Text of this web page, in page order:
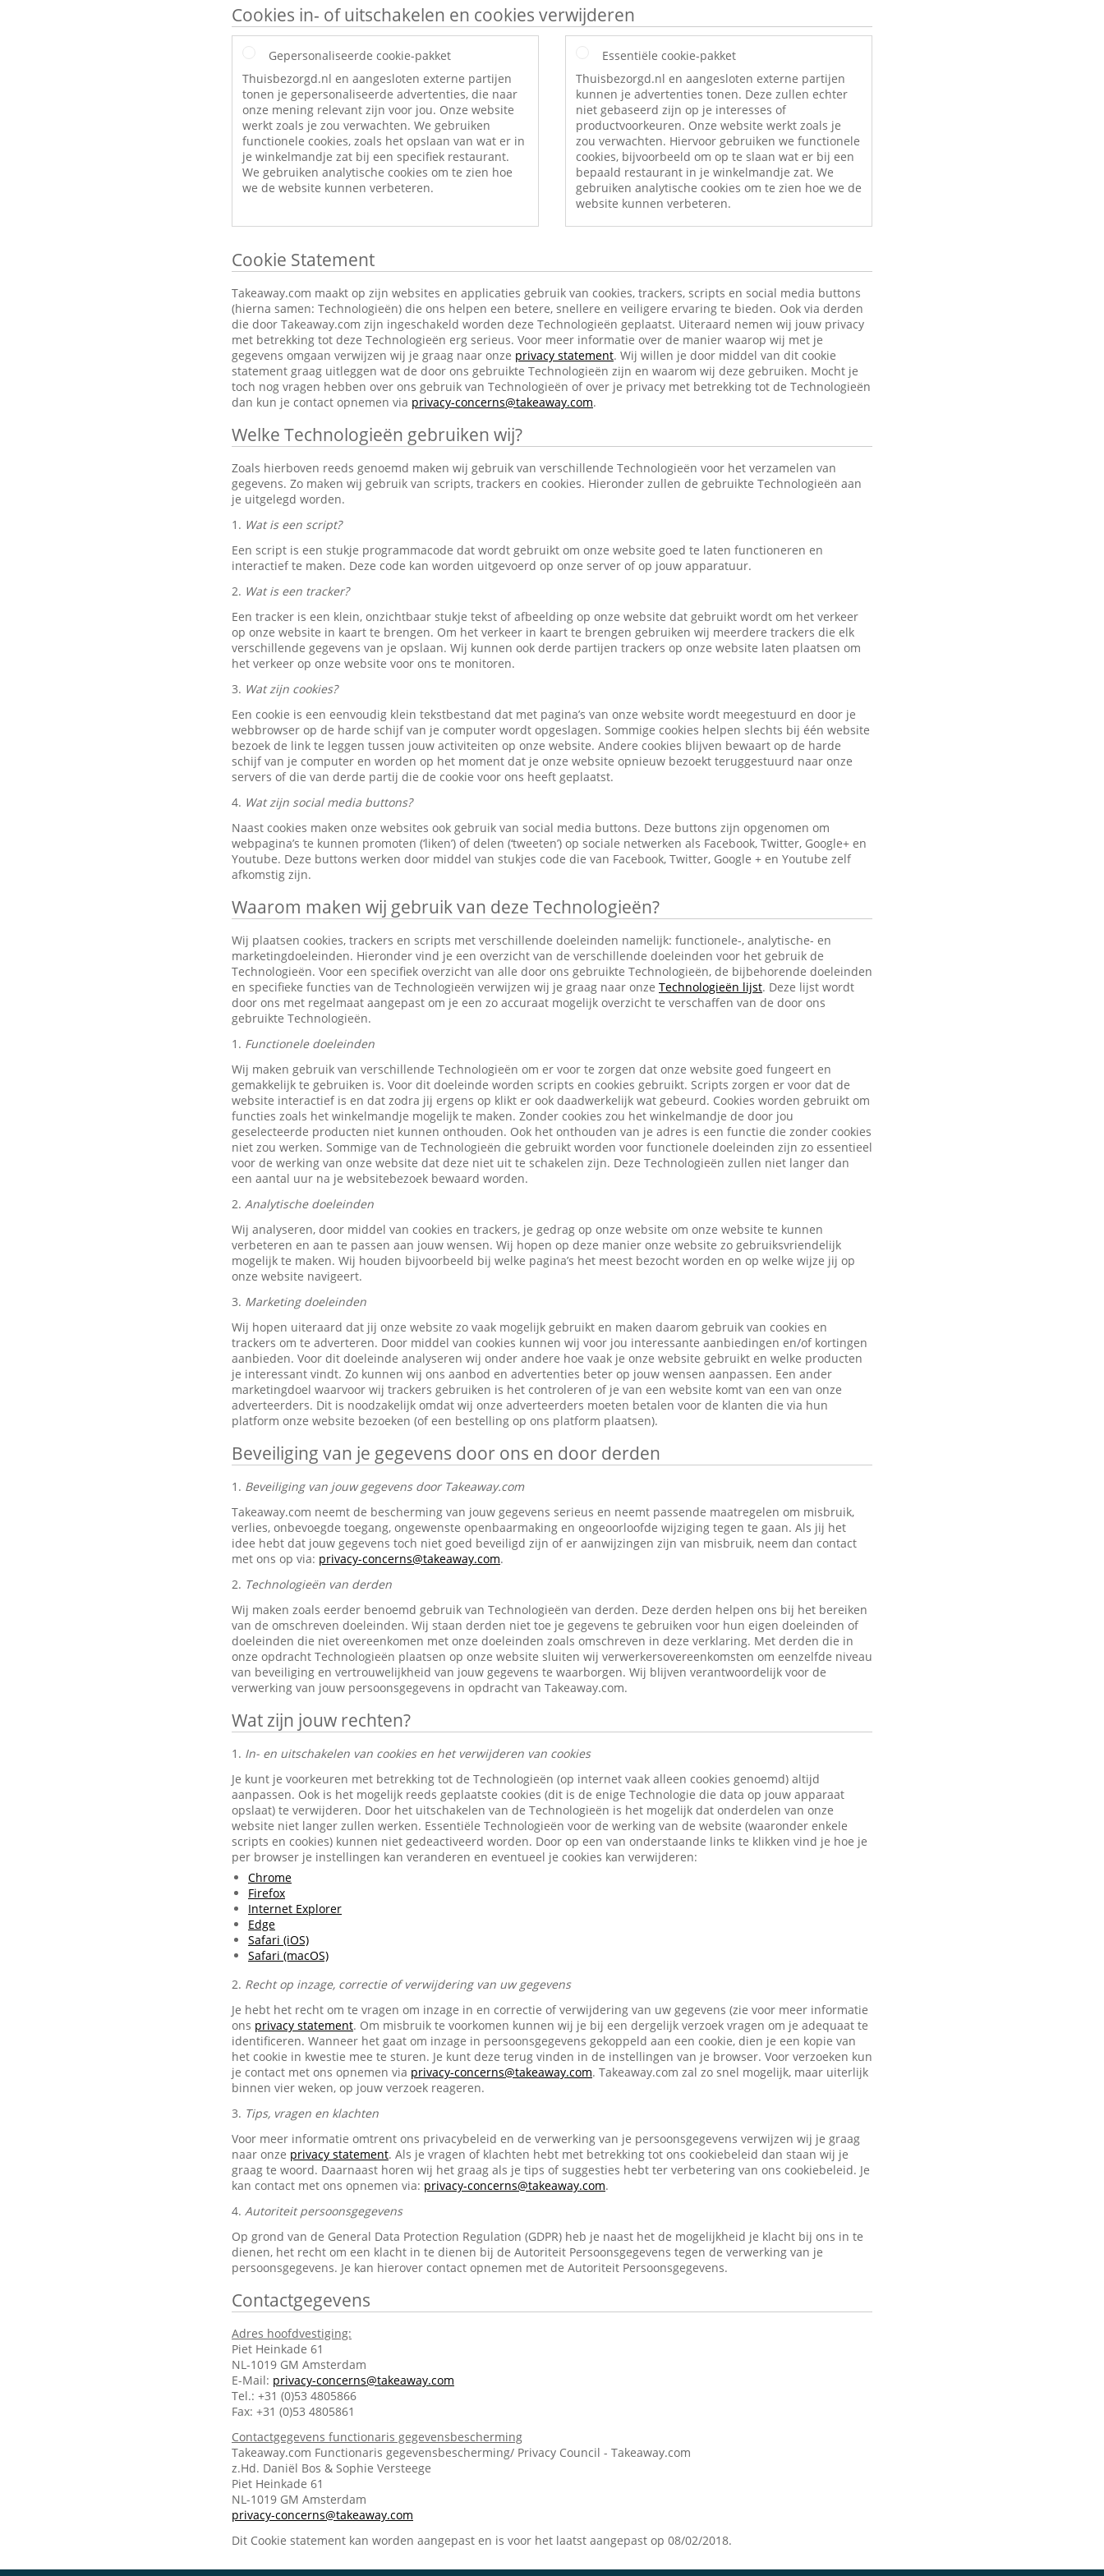
Cookies in- of uitschakelen en cookies verwijderen
Gepersonaliseerde cookie-pakket
Thuisbezorgd.nl en aangesloten externe partijen
tonen je gepersonaliseerde advertenties, die naar
onze mening relevant zijn voor jou. Onze website
werkt zoals je zou verwachten. We gebruiken
functionele cookies, zoals het opslaan van wat er in
je winkelmandje zat bij een specifiek restaurant.
We gebruiken analytische cookies om te zien hoe
we de website kunnen verbeteren.
Essentiële cookie-pakket
Thuisbezorgd.nl en aangesloten externe partijen
kunnen je advertenties tonen. Deze zullen echter
niet gebaseerd zijn op je interesses of
productvoorkeuren. Onze website werkt zoals je
zou verwachten. Hiervoor gebruiken we functionele
cookies, bijvoorbeeld om op te slaan wat er bij een
bepaald restaurant in je winkelmandje zat. We
gebruiken analytische cookies om te zien hoe we de
website kunnen verbeteren.
Cookie Statement
Takeaway.com maakt op zijn websites en applicaties gebruik van cookies, trackers, scripts en social media buttons
(hierna samen: Technologieën) die ons helpen een betere, snellere en veiligere ervaring te bieden. Ook via derden
die door Takeaway.com zijn ingeschakeld worden deze Technologieën geplaatst. Uiteraard nemen wij jouw privacy
met betrekking tot deze Technologieën erg serieus. Voor meer informatie over de manier waarop wij met je
gegevens omgaan verwijzen wij je graag naar onze privacy statement. Wij willen je door middel van dit cookie
statement graag uitleggen wat de door ons gebruikte Technologieën zijn en waarom wij deze gebruiken. Mocht je
toch nog vragen hebben over ons gebruik van Technologieën of over je privacy met betrekking tot de Technologieën
dan kun je contact opnemen via privacy-concerns@takeaway.com.
Welke Technologieën gebruiken wij?
Zoals hierboven reeds genoemd maken wij gebruik van verschillende Technologieën voor het verzamelen van
gegevens. Zo maken wij gebruik van scripts, trackers en cookies. Hieronder zullen de gebruikte Technologieën aan
je uitgelegd worden.
1. Wat is een script?
Een script is een stukje programmacode dat wordt gebruikt om onze website goed te laten functioneren en
interactief te maken. Deze code kan worden uitgevoerd op onze server of op jouw apparatuur.
2. Wat is een tracker?
Een tracker is een klein, onzichtbaar stukje tekst of afbeelding op onze website dat gebruikt wordt om het verkeer
op onze website in kaart te brengen. Om het verkeer in kaart te brengen gebruiken wij meerdere trackers die elk
verschillende gegevens van je opslaan. Wij kunnen ook derde partijen trackers op onze website laten plaatsen om
het verkeer op onze website voor ons te monitoren.
3. Wat zijn cookies?
Een cookie is een eenvoudig klein tekstbestand dat met pagina’s van onze website wordt meegestuurd en door je
webbrowser op de harde schijf van je computer wordt opgeslagen. Sommige cookies helpen slechts bij één website
bezoek de link te leggen tussen jouw activiteiten op onze website. Andere cookies blijven bewaart op de harde
schijf van je computer en worden op het moment dat je onze website opnieuw bezoekt teruggestuurd naar onze
servers of die van derde partij die de cookie voor ons heeft geplaatst.
4. Wat zijn social media buttons?
Naast cookies maken onze websites ook gebruik van social media buttons. Deze buttons zijn opgenomen om
webpagina’s te kunnen promoten (‘liken’) of delen (‘tweeten’) op sociale netwerken als Facebook, Twitter, Google+ en
Youtube. Deze buttons werken door middel van stukjes code die van Facebook, Twitter, Google + en Youtube zelf
afkomstig zijn.
Waarom maken wij gebruik van deze Technologieën?
Wij plaatsen cookies, trackers en scripts met verschillende doeleinden namelijk: functionele-, analytische- en
marketingdoeleinden. Hieronder vind je een overzicht van de verschillende doeleinden voor het gebruik de
Technologieën. Voor een specifiek overzicht van alle door ons gebruikte Technologieën, de bijbehorende doeleinden
en specifieke functies van de Technologieën verwijzen wij je graag naar onze Technologieën lijst. Deze lijst wordt
door ons met regelmaat aangepast om je een zo accuraat mogelijk overzicht te verschaffen van de door ons
gebruikte Technologieën.
1. Functionele doeleinden
Wij maken gebruik van verschillende Technologieën om er voor te zorgen dat onze website goed fungeert en
gemakkelijk te gebruiken is. Voor dit doeleinde worden scripts en cookies gebruikt. Scripts zorgen er voor dat de
website interactief is en dat zodra jij ergens op klikt er ook daadwerkelijk wat gebeurd. Cookies worden gebruikt om
functies zoals het winkelmandje mogelijk te maken. Zonder cookies zou het winkelmandje de door jou
geselecteerde producten niet kunnen onthouden. Ook het onthouden van je adres is een functie die zonder cookies
niet zou werken. Sommige van de Technologieën die gebruikt worden voor functionele doeleinden zijn zo essentieel
voor de werking van onze website dat deze niet uit te schakelen zijn. Deze Technologieën zullen niet langer dan
een aantal uur na je websitebezoek bewaard worden.
2. Analytische doeleinden
Wij analyseren, door middel van cookies en trackers, je gedrag op onze website om onze website te kunnen
verbeteren en aan te passen aan jouw wensen. Wij hopen op deze manier onze website zo gebruiksvriendelijk
mogelijk te maken. Wij houden bijvoorbeeld bij welke pagina’s het meest bezocht worden en op welke wijze jij op
onze website navigeert.
3. Marketing doeleinden
Wij hopen uiteraard dat jij onze website zo vaak mogelijk gebruikt en maken daarom gebruik van cookies en
trackers om te adverteren. Door middel van cookies kunnen wij voor jou interessante aanbiedingen en/of kortingen
aanbieden. Voor dit doeleinde analyseren wij onder andere hoe vaak je onze website gebruikt en welke producten
je interessant vindt. Zo kunnen wij ons aanbod en advertenties beter op jouw wensen aanpassen. Een ander
marketingdoel waarvoor wij trackers gebruiken is het controleren of je van een website komt van een van onze
adverteerders. Dit is noodzakelijk omdat wij onze adverteerders moeten betalen voor de klanten die via hun
platform onze website bezoeken (of een bestelling op ons platform plaatsen).
Beveiliging van je gegevens door ons en door derden
1. Beveiliging van jouw gegevens door Takeaway.com
Takeaway.com neemt de bescherming van jouw gegevens serieus en neemt passende maatregelen om misbruik,
verlies, onbevoegde toegang, ongewenste openbaarmaking en ongeoorloofde wijziging tegen te gaan. Als jij het
idee hebt dat jouw gegevens toch niet goed beveiligd zijn of er aanwijzingen zijn van misbruik, neem dan contact
met ons op via: privacy-concerns@takeaway.com.
2. Technologieën van derden
Wij maken zoals eerder benoemd gebruik van Technologieën van derden. Deze derden helpen ons bij het bereiken
van de omschreven doeleinden. Wij staan derden niet toe je gegevens te gebruiken voor hun eigen doeleinden of
doeleinden die niet overeenkomen met onze doeleinden zoals omschreven in deze verklaring. Met derden die in
onze opdracht Technologieën plaatsen op onze website sluiten wij verwerkersovereenkomsten om eenzelfde niveau
van beveiliging en vertrouwelijkheid van jouw gegevens te waarborgen. Wij blijven verantwoordelijk voor de
verwerking van jouw persoonsgegevens in opdracht van Takeaway.com.
Wat zijn jouw rechten?
1. In- en uitschakelen van cookies en het verwijderen van cookies
Je kunt je voorkeuren met betrekking tot de Technologieën (op internet vaak alleen cookies genoemd) altijd
aanpassen. Ook is het mogelijk reeds geplaatste cookies (dit is de enige Technologie die data op jouw apparaat
opslaat) te verwijderen. Door het uitschakelen van de Technologieën is het mogelijk dat onderdelen van onze
website niet langer zullen werken. Essentiële Technologieën voor de werking van de website (waaronder enkele
scripts en cookies) kunnen niet gedeactiveerd worden. Door op een van onderstaande links te klikken vind je hoe je
per browser je instellingen kan veranderen en eventueel je cookies kan verwijderen:
Chrome
Firefox
Internet Explorer
Edge
Safari (iOS)
Safari (macOS)
2. Recht op inzage, correctie of verwijdering van uw gegevens
Je hebt het recht om te vragen om inzage in en correctie of verwijdering van uw gegevens (zie voor meer informatie
ons privacy statement. Om misbruik te voorkomen kunnen wij je bij een dergelijk verzoek vragen om je adequaat te
identificeren. Wanneer het gaat om inzage in persoonsgegevens gekoppeld aan een cookie, dien je een kopie van
het cookie in kwestie mee te sturen. Je kunt deze terug vinden in de instellingen van je browser. Voor verzoeken kun
je contact met ons opnemen via privacy-concerns@takeaway.com. Takeaway.com zal zo snel mogelijk, maar uiterlijk
binnen vier weken, op jouw verzoek reageren.
3. Tips, vragen en klachten
Voor meer informatie omtrent ons privacybeleid en de verwerking van je persoonsgegevens verwijzen wij je graag
naar onze privacy statement. Als je vragen of klachten hebt met betrekking tot ons cookiebeleid dan staan wij je
graag te woord. Daarnaast horen wij het graag als je tips of suggesties hebt ter verbetering van ons cookiebeleid. Je
kan contact met ons opnemen via: privacy-concerns@takeaway.com.
4. Autoriteit persoonsgegevens
Op grond van de General Data Protection Regulation (GDPR) heb je naast het de mogelijkheid je klacht bij ons in te
dienen, het recht om een klacht in te dienen bij de Autoriteit Persoonsgegevens tegen de verwerking van je
persoonsgegevens. Je kan hierover contact opnemen met de Autoriteit Persoonsgegevens.
Contactgegevens
Adres hoofdvestiging:
Piet Heinkade 61
NL-1019 GM Amsterdam
E-Mail: privacy-concerns@takeaway.com
Tel.: +31 (0)53 4805866
Fax: +31 (0)53 4805861
Contactgegevens functionaris gegevensbescherming
Takeaway.com Functionaris gegevensbescherming/ Privacy Council - Takeaway.com
z.Hd. Daniël Bos & Sophie Versteege
Piet Heinkade 61
NL-1019 GM Amsterdam
privacy-concerns@takeaway.com
Dit Cookie statement kan worden aangepast en is voor het laatst aangepast op 08/02/2018.